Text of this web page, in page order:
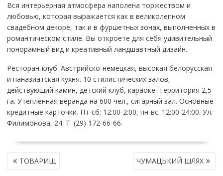
Вся интерьерная атмосфера наполена торжеством и
любовью, которая выражается как в великолепном
свадебном декоре, так и в фуршетных зонах, выполненных в
романтическом стиле. Вы откроете для себя удивительный
понорамный вид и креативный ландшавтный дизайн.
Ресторан-клуб. Австрийско-немецкая, высокая белорусская
и паназиатская кухня. 10 стилистических залов,
действующий камин, детский клуб, караоке. Территория 2,5
га. Утепленная веранда на 600 чел., сигарный зал. Основные
кредитные карточки. Пт-сб: 12:00-2:00, пн-вс: 12:00-24:00. Ул.
Филимонова, 24. Т: (29) 172-66-66.
НАВИГАЦИЯ
ПО ТОВАРИЩ ЧУМАЦЬКИЙ ШЛЯХ